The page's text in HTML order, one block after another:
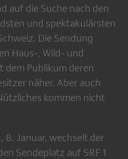
auf die Suche nach den
und spektakulärsten
Die Sendung
Haus-, Wild- und
Publikum deren
näher. Aber auch
kommen nicht
8. Januar, wechselt der
Sendeplatz auf SRF 1